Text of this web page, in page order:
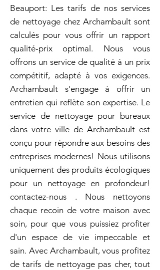
Beauport: Les tarifs de nos services
de nettoyage chez Archambault sont
calculés pour vous offrir un rapport
qualité-prix optimal. Nous vous
offrons un service de qualité à un prix
compétitif, adapté à vos exigences.
Archambault s'engage à offrir un
entretien qui reflète son expertise. Le
service de nettoyage pour bureaux
dans votre ville de Archambault est
conçu pour répondre aux besoins des
entreprises modernes! Nous utilisons
uniquement des produits écologiques
pour un nettoyage en profondeur!
contactez-nous . Nous nettoyons
chaque recoin de votre maison avec
soin, pour que vous puissiez profiter
d'un espace de vie impeccable et
sain. Avec Archambault, vous profitez
de tarifs de nettoyage pas cher, tout